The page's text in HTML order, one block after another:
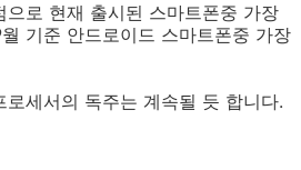
로 현재 출시된 스마트폰중 가장
기준 안드로이드 스마트폰중 가장
세서의 독주는 계속될 듯 합니다.